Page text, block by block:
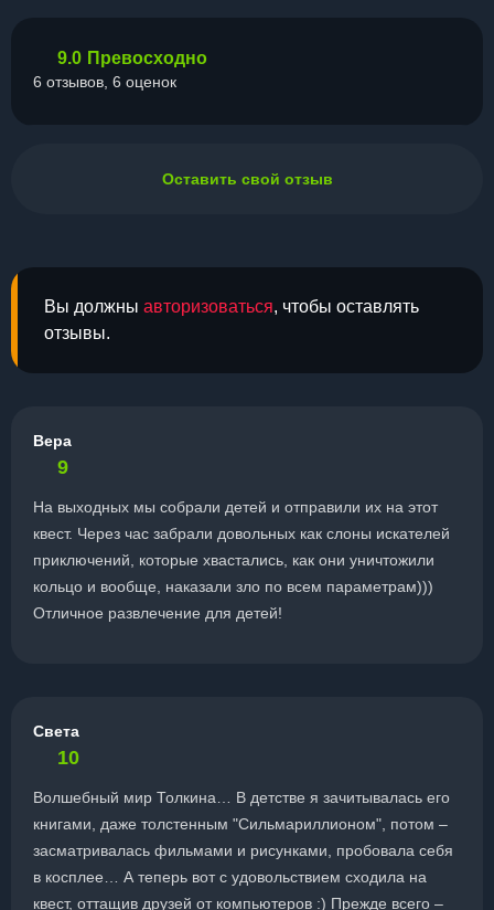
Вы должны авторизоваться, чтобы оставлять
отзывы.
Вера
9
На выходных мы собрали детей и отправили их на этот
квест. Через час забрали довольных как слоны искателей
приключений, которые хвастались, как они уничтожили
кольцо и вообще, наказали зло по всем параметрам)))
Отличное развлечение для детей!
Света
10
Волшебный мир Толкина… В детстве я зачитывалась его
книгами, даже толстенным "Сильмариллионом", потом –
засматривалась фильмами и рисунками, пробовала себя
в косплее… А теперь вот с удовольствием сходила на
квест, оттащив друзей от компьютеров :) Прежде всего –
9.0 Превосходно
6 отзывов, 6 оценок
Оставить свой отзыв